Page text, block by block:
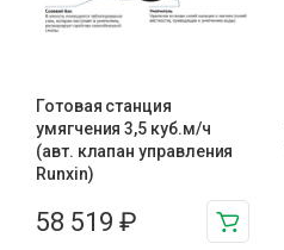
Готовая станция
умягчения 3,5 куб.м/ч
(авт. клапан управления
Runxin)
58 519 ₽